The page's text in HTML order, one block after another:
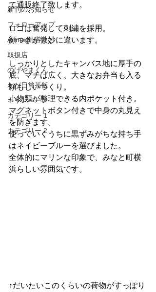
新刊のお知らせ
フォローアップ
Annex開店
取扱店
のげやまくん
わが日常茶飯
キャンペーン
カテゴリー 1
カテゴリー 2
て通販終了致します。
ロゴは奮発して刺繍を採用。
顔つきが微妙に違います。
しっかりとしたキャンバス地に厚手の
底、マチは広く、大きなお弁当も入る
頼もしいつくり。
小物類が整理できる内ポケット付き。
マグネットボタン付きで中身の丸見え
を防ぎます。
使っていくうちに黒ずみがちな持ち手
はネイビーブルーを選びました。
全体的にマリンな印象で、みなと町横
浜らしい雰囲気です。
↑だいたいこのくらいの荷物がすっぽり